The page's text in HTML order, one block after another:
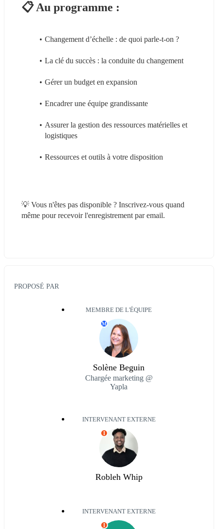
📋 Au programme :
Changement d’échelle : de quoi parle-t-on ?
La clé du succès : la conduite du changement
Gérer un budget en expansion
Encadrer une équipe grandissante
Assurer la gestion des ressources matérielles et
logistiques
Ressources et outils à votre disposition
💡 Vous n'êtes pas disponible ? Inscrivez-vous quand
même pour recevoir l'enregistrement par email.
PROPOSÉ PAR
MEMBRE DE L'ÉQUIPE
M
Solène Beguin
Chargée marketing @
Yapla
INTERVENANT EXTERNE
I
Robleh Whip
INTERVENANT EXTERNE
I